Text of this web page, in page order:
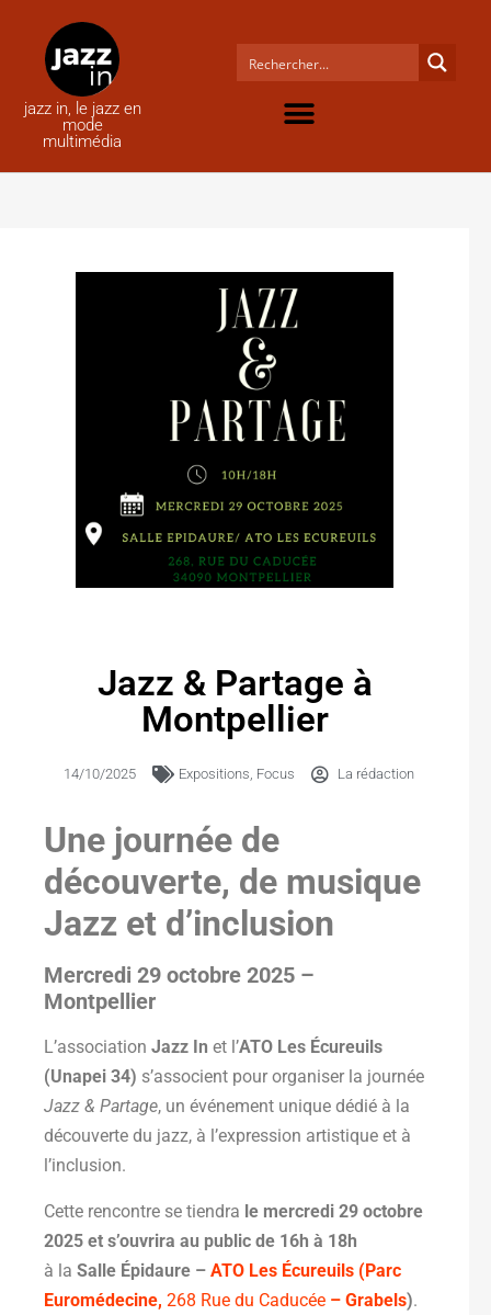
jazz in, le jazz en
mode
multimédia
Jazz & Partage à
Montpellier
14/10/2025 Expositions, Focus La rédaction
Une journée de
découverte, de musique
Jazz et d’inclusion
Mercredi 29 octobre 2025 –
Montpellier
L’association Jazz In et l’ATO Les Écureuils
(Unapei 34) s’associent pour organiser la journée
Jazz & Partage, un événement unique dédié à la
découverte du jazz, à l’expression artistique et à
l’inclusion.
Cette rencontre se tiendra le mercredi 29 octobre
2025 et s’ouvrira au public de 16h à 18h
à la Salle Épidaure – ATO Les Écureuils (Parc
Euromédecine, 268 Rue du Caducée – Grabels).